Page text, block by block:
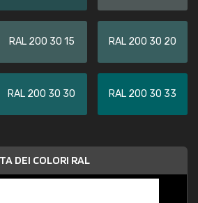
RAL 200 30 15 RAL 200 30 20
RAL 200 30 30 RAL 200 30 33
DEI COLORI RAL